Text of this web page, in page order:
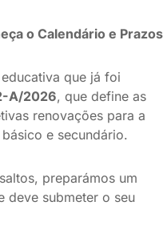
o Calendário e Prazos
que já foi
A/2026, que define as
renovações para a
e secundário.
preparámos um
deve submeter o seu